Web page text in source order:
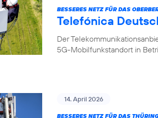
BESSERES NETZ FÜR DAS
Telefónica
Der
5G-Mobilfunkstandort in
14. April 2026
BESSERES NETZ FÜR DAS